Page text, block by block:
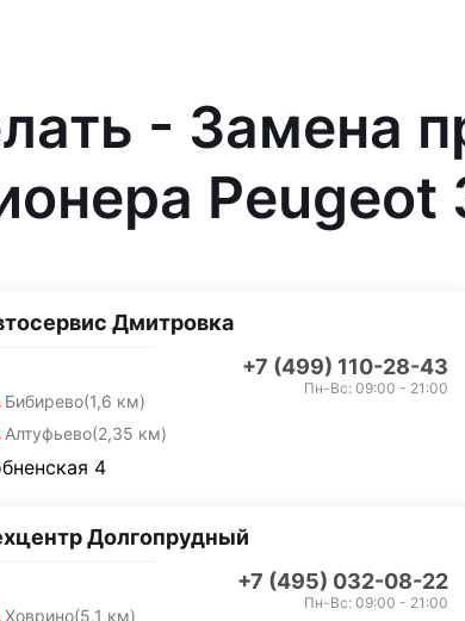
- Замена
Peugeot
Дмитровка
+7 (499) 110-28-43
Бибирево(1,6 км)
Алтуфьево(2,35 км)
Пн-Вс: 09:00 - 21:00
4
Долгопрудный
+7 (495) 032-08-22
Ховрино(5,1 км)
Пн-Вс: 09:00 - 21:00